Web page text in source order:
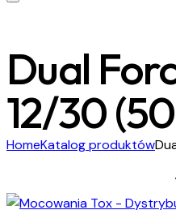
Dual
12/30
HomeKatalog produktów